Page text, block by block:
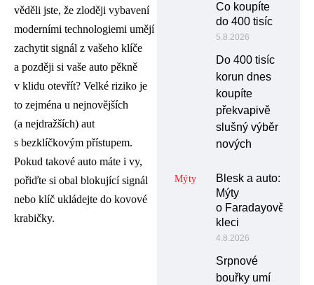
věděli jste, že zloději vybavení
moderními technologiemi umějí
zachytit signál z vašeho klíče
a později si vaše auto pěkně
v klidu otevřít? Velké riziko je
to zejména u nejnovějších
(a nejdražších) aut
s bezklíčkovým přístupem.
Pokud takové auto máte i vy,
pořiďte si obal blokující signál
nebo klíč ukládejte do kovové
krabičky.
Co koupíte
do 400 tisíc
5.8.2026
Do 400 tisíc
korun dnes
koupíte
překvapivě
slušný výběr
nových
Blesk a auto:
Mýty
o Faradayově
kleci
4.8.2026
Srpnové
bouřky umí